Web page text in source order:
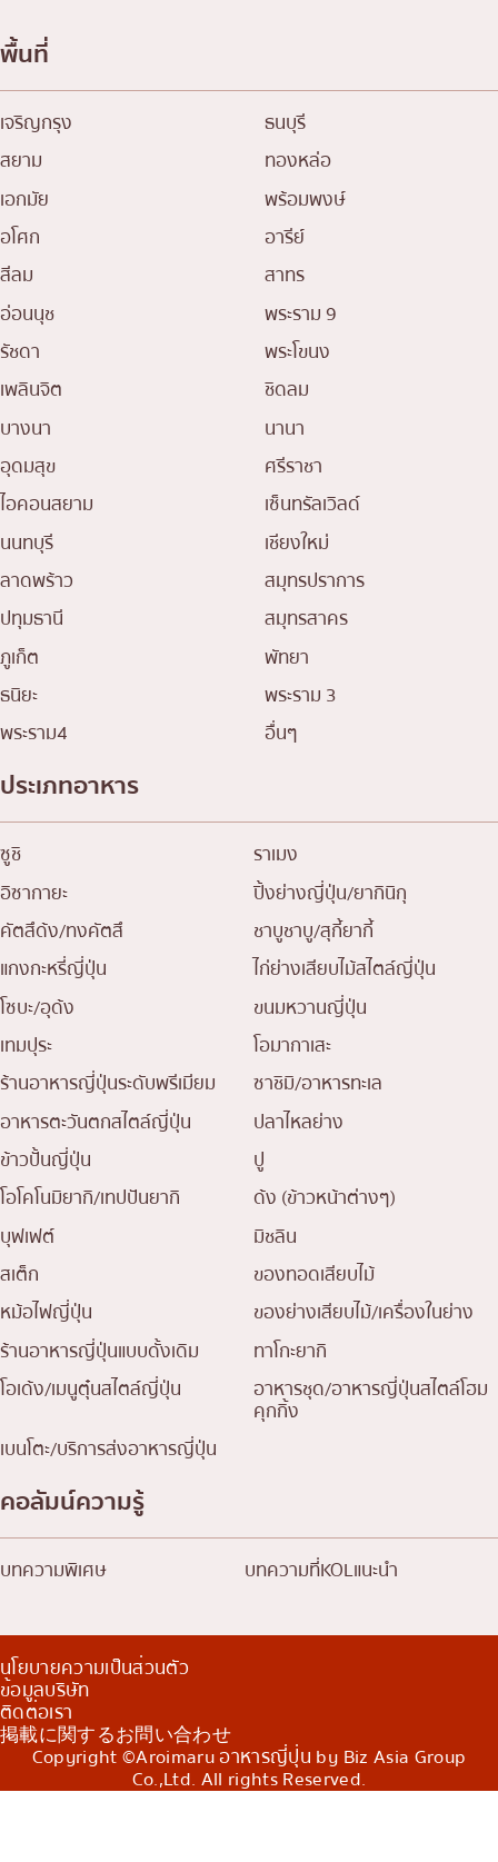
พื้นที่
เจริญกรุง
ธนบุรี
สยาม
ทองหล่อ
เอกมัย
พร้อมพงษ์
อโศก
อารีย์
สีลม
สาทร
อ่อนนุช
พระราม 9
รัชดา
พระโขนง
เพลินจิต
ชิดลม
บางนา
นานา
อุดมสุข
ศรีราชา
ไอคอนสยาม
เซ็นทรัลเวิลด์
นนทบุรี
เชียงใหม่
ลาดพร้าว
สมุทรปราการ
ปทุมธานี
สมุทรสาคร
ภูเก็ต
พัทยา
ธนิยะ
พระราม 3
พระราม4
อื่นๆ
ประเภทอาหาร
ซูชิ
ราเมง
อิซากายะ
ปิ้งย่างญี่ปุ่น/ยากินิกุ
คัตสึด้ง/ทงคัตสึ
ชาบูชาบู/สุกี้ยากี้
แกงกะหรี่ญี่ปุ่น
ไก่ย่างเสียบไม้สไตล์ญี่ปุ่น
โซบะ/อุด้ง
ขนมหวานญี่ปุ่น
เทมปุระ
โอมากาเสะ
ร้านอาหารญี่ปุ่นระดับพรีเมียม
ซาชิมิ/อาหารทะเล
อาหารตะวันตกสไตล์ญี่ปุ่น
ปลาไหลย่าง
ข้าวปั้นญี่ปุ่น
ปู
โอโคโนมิยากิ/เทปปันยากิ
ด้ง (ข้าวหน้าต่างๆ)
บุฟเฟต์
มิชลิน
สเต็ก
ของทอดเสียบไม้
หม้อไฟญี่ปุ่น
ของย่างเสียบไม้/เครื่องในย่าง
ร้านอาหารญี่ปุ่นแบบดั้งเดิม
ทาโกะยากิ
โอเด้ง/เมนูตุ๋นสไตล์ญี่ปุ่น
อาหารชุด/อาหารญี่ปุ่นสไตล์โฮม
คุกกิ้ง
เบนโตะ/บริการส่งอาหารญี่ปุ่น
คอลัมน์ความรู้
บทความพิเศษ บทความที่KOLแนะนำ
นโยบายความเป็นส่วนตัว
ข้อมูลบริษัท
ติดต่อเรา
掲載に関するお問い合わせ
Copyright ©Aroimaru อาหารญี่ปุ่น by Biz Asia Group
Co.,Ltd. All rights Reserved.